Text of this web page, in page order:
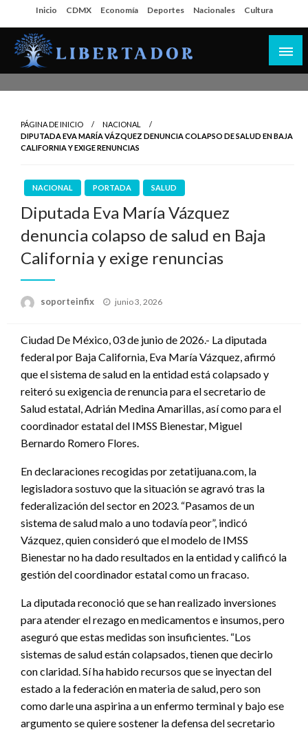
al
contenido
Inicio CDMX Economía Deportes Nacionales Cultura
PÁGINA DE INICIO
NACIONAL
DIPUTADA EVA MARÍA VÁZQUEZ DENUNCIA COLAPSO DE SALUD EN BAJA
CALIFORNIA Y EXIGE RENUNCIAS
NACIONAL PORTADA SALUD
Diputada Eva María Vázquez
denuncia colapso de salud en Baja
California y exige renuncias
soporteinfix
Publicado
junio 3, 2026
Ciudad De México, 03 de junio de 2026.- La diputada
federal por Baja California, Eva María Vázquez, afirmó
que el sistema de salud en la entidad está colapsado y
reiteró su exigencia de renuncia para el secretario de
Salud estatal, Adrián Medina Amarillas, así como para el
coordinador estatal del IMSS Bienestar, Miguel
Bernardo Romero Flores.
En declaraciones recogidas por zetatijuana.com, la
legisladora sostuvo que la situación se agravó tras la
federalización del sector en 2023. “Pasamos de un
sistema de salud malo a uno todavía peor”, indicó
Vázquez, quien consideró que el modelo de IMSS
Bienestar no ha dado resultados en la entidad y calificó la
gestión del coordinador estatal como un fracaso.
La diputada reconoció que se han realizado inversiones
para atender el rezago en medicamentos e insumos, pero
aseguró que estas medidas son insuficientes. “Los
sistemas de salud están colapsados, tienen que decirlo
con claridad. Sí ha habido recursos que se inyectan del
estado a la federación en materia de salud, pero son
como darle una aspirina a un enfermo terminal y bajo ese
argumento se quiere sostener la defensa del secretario